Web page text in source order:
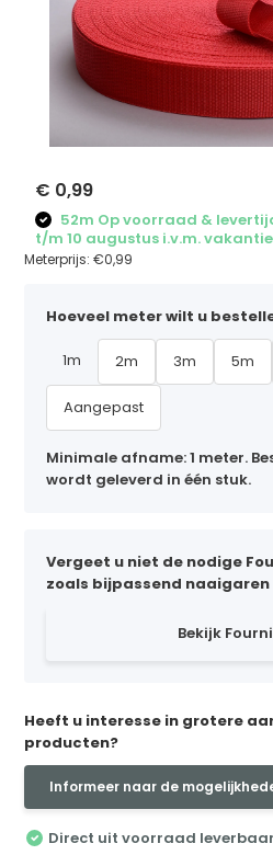
€ 0,99
52m Op voorraad &
t/m 10 augustus i.v.m.
Meterprijs:€0,99
Hoeveel meter wilt u
1m 2m 3m 5m
Aangepast
Minimale afname: 1 meter.
wordt geleverd in één stuk.
Vergeet u niet de nodige
zoals bijpassend
Bekijk
Heeft u interesse in grotere
producten?
Informeer naar de
Direct uit voorraad leverbaar